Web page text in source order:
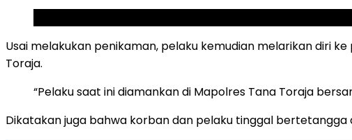
Usai melakukan penikaman, pelaku kemudian melarikan diri
Toraja.
“Pelaku saat ini diamankan di Mapolres Tana Toraja
Dikatakan juga bahwa korban dan pelaku tinggal bertetangga